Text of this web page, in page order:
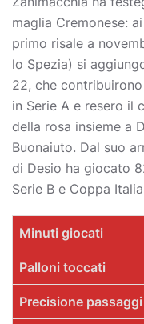
maglia Cremonese:
primo risale a
lo Spezia) si
22, che
in Serie A e resero il
della rosa insieme a
Buonaiuto. Dal suo
di Desio ha giocato
Serie B e Coppa
Minuti giocati
Palloni toccati
Precisione passaggi